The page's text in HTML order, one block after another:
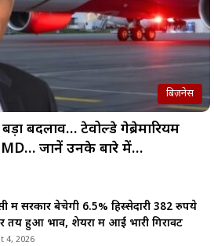
बिज़नेस
बड़ा बदलाव… टेवोल्डे गेब्रेमारियम
जानें उनके बारे में…
में सरकार बेचेगी 6.5% हिस्सेदारी 382 रुपये
तय हुआ भाव, शेयरों में आई भारी गिरावट
4, 2026